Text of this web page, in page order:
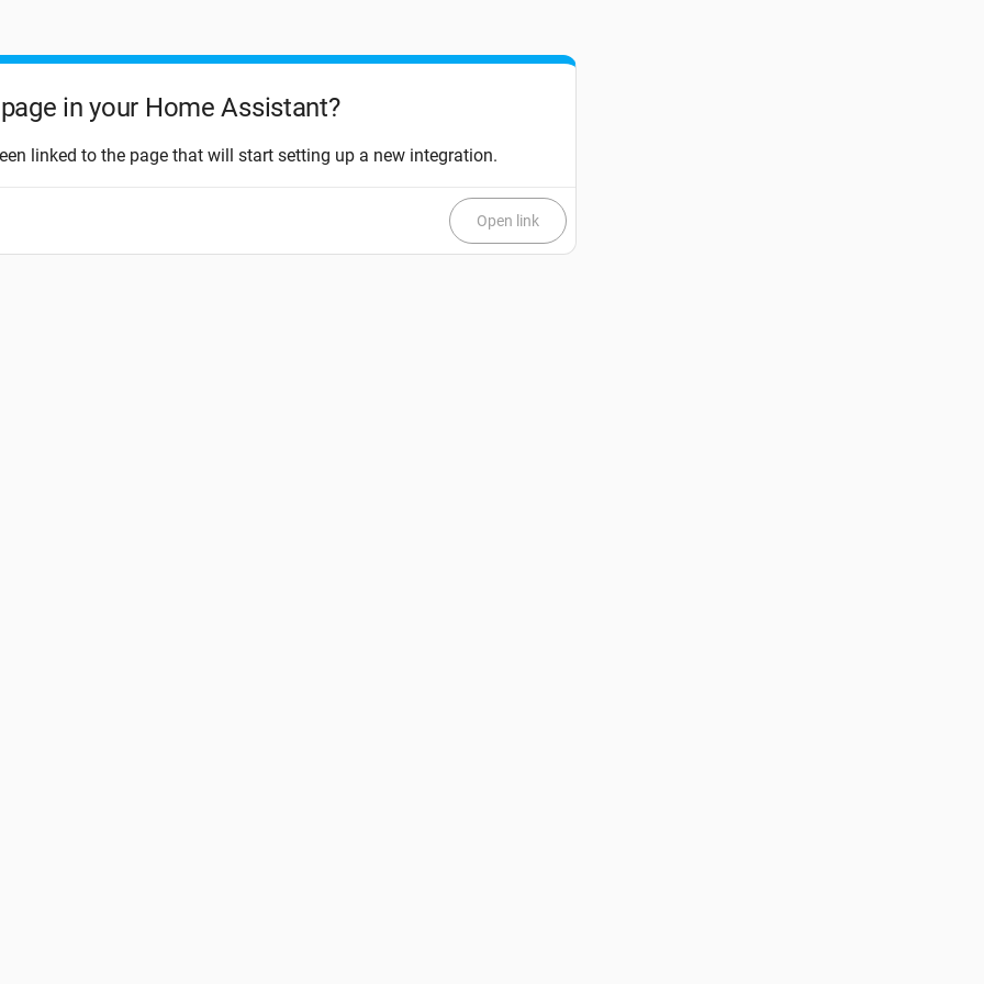
in your Home Assistant?
linked to the page that will start setting up a new integration.
Open link